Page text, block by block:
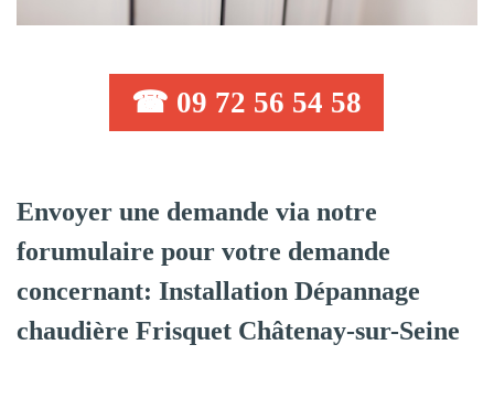
☎ 09 72 56 54 58
Envoyer une demande via notre
forumulaire pour votre demande
concernant: Installation Dépannage
chaudière Frisquet Châtenay-sur-Seine